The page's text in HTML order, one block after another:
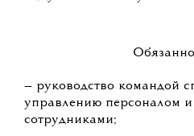
— руководство командой
управлению персоналом
сотрудниками;